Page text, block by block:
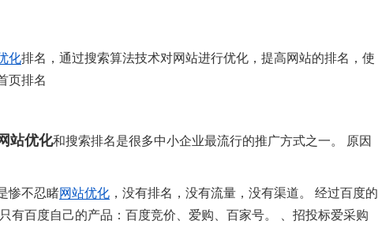
化排名，通过搜索算法技术对网站进行优化，提高网站的排名，使
页排名
站优化和搜索排名是很多中小企业最流行的推广方式之一。 原因
惨不忍睹网站优化 ，没有排名，没有流量，没有渠道。 经过百度的
有百度自己的产品：百度竞价、爱购、百家号。 、招投标爱采购